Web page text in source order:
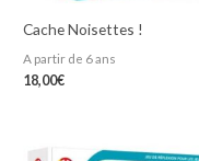
Cache Noisettes !
A partir de 6 ans
18,00€